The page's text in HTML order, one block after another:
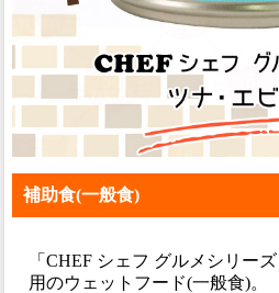
補助食(一般食)
「CHEF シェフ グルメシリー
用のウェットフード(一般食)。